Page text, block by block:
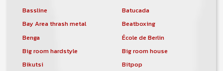
Bassline
Batucada
Bay Area thrash metal
Beatboxing
Benga
École de Berlin
Big room hardstyle
Big room house
Bikutsi
Bitpop